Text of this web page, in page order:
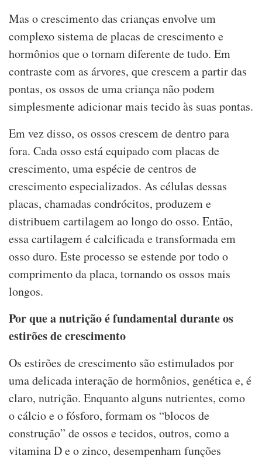
Mas o crescimento das crianças envolve um
complexo sistema de placas de crescimento e
hormônios que o tornam diferente de tudo. Em
contraste com as árvores, que crescem a partir das
pontas, os ossos de uma criança não podem
simplesmente adicionar mais tecido às suas pontas.
Em vez disso, os ossos crescem de dentro para
fora. Cada osso está equipado com placas de
crescimento, uma espécie de centros de
crescimento especializados. As células dessas
placas, chamadas condrócitos, produzem e
distribuem cartilagem ao longo do osso. Então,
essa cartilagem é calcificada e transformada em
osso duro. Este processo se estende por todo o
comprimento da placa, tornando os ossos mais
longos.
Por que a nutrição é fundamental durante os
estirões de crescimento
Os estirões de crescimento são estimulados por
uma delicada interação de hormônios, genética e, é
claro, nutrição. Enquanto alguns nutrientes, como
o cálcio e o fósforo, formam os “blocos de
construção” de ossos e tecidos, outros, como a
vitamina D e o zinco, desempenham funções